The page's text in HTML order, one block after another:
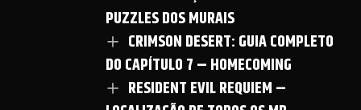
PUZZLES DOS MURAIS
CRIMSON DESERT: GUIA COMPLETO
DO CAPÍTULO 7 – HOMECOMING
RESIDENT EVIL REQUIEM –